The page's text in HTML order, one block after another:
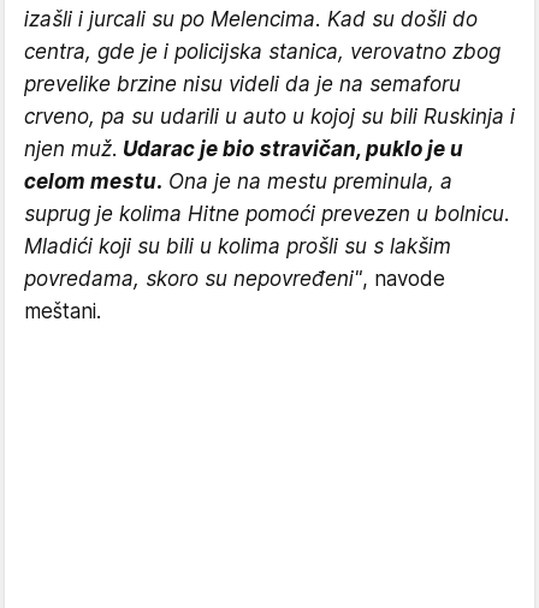
izašli i jurcali su po Melencima. Kad su došli do
centra, gde je i policijska stanica, verovatno zbog
prevelike brzine nisu videli da je na semaforu
crveno, pa su udarili u auto u kojoj su bili Ruskinja i
njen muž. Udarac je bio stravičan, puklo je u
celom mestu. Ona je na mestu preminula, a
suprug je kolima Hitne pomoći prevezen u bolnicu.
Mladići koji su bili u kolima prošli su s lakšim
povredama, skoro su nepovređeni", navode
meštani.